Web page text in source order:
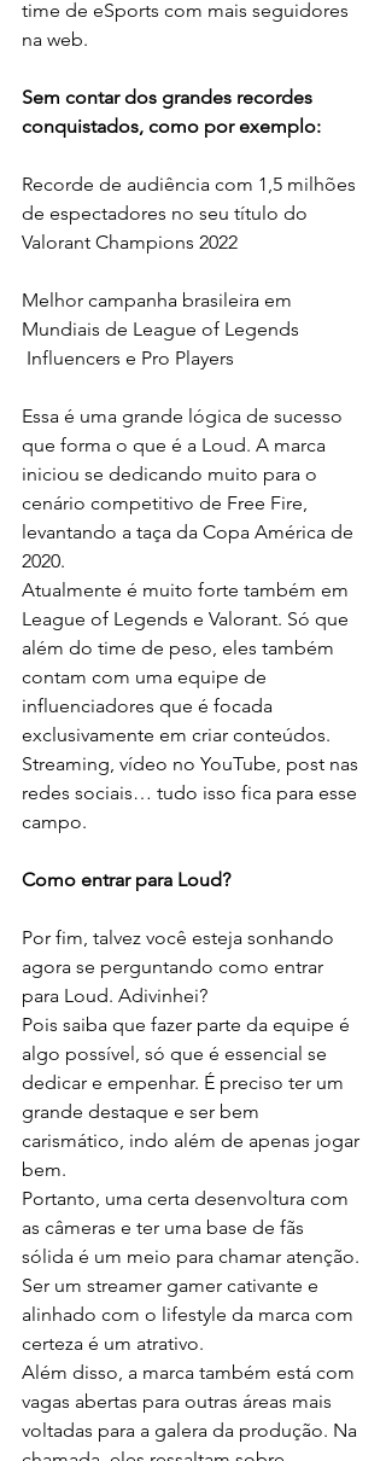
time de eSports com mais seguidores
na web.
Sem contar dos grandes recordes
conquistados, como por exemplo:
Recorde de audiência com 1,5 milhões
de espectadores no seu título do
Valorant Champions 2022
Melhor campanha brasileira em
Mundiais de League of Legends
Influencers e Pro Players
Essa é uma grande lógica de sucesso
que forma o que é a Loud. A marca
iniciou se dedicando muito para o
cenário competitivo de Free Fire,
levantando a taça da Copa América de
2020.
Atualmente é muito forte também em
League of Legends e Valorant. Só que
além do time de peso, eles também
contam com uma equipe de
influenciadores que é focada
exclusivamente em criar conteúdos.
Streaming, vídeo no YouTube, post nas
redes sociais… tudo isso fica para esse
campo.
Como entrar para Loud?
Por fim, talvez você esteja sonhando
agora se perguntando como entrar
para Loud. Adivinhei?
Pois saiba que fazer parte da equipe é
algo possível, só que é essencial se
dedicar e empenhar. É preciso ter um
grande destaque e ser bem
carismático, indo além de apenas jogar
bem.
Portanto, uma certa desenvoltura com
as câmeras e ter uma base de fãs
sólida é um meio para chamar atenção.
Ser um streamer gamer cativante e
alinhado com o lifestyle da marca com
certeza é um atrativo.
Além disso, a marca também está com
vagas abertas para outras áreas mais
voltadas para a galera da produção. Na